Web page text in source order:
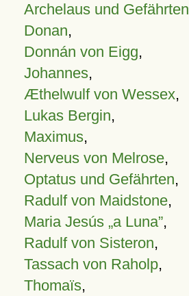
Archelaus und Gefährten
Donan,
Donnán von Eigg,
Johannes,
Æthelwulf von Wessex,
Lukas Bergin,
Maximus,
Nerveus von Melrose,
Optatus und Gefährten,
Radulf von Maidstone,
Maria Jesús „a Luna”,
Radulf von Sisteron,
Tassach von Raholp,
Thomaïs,